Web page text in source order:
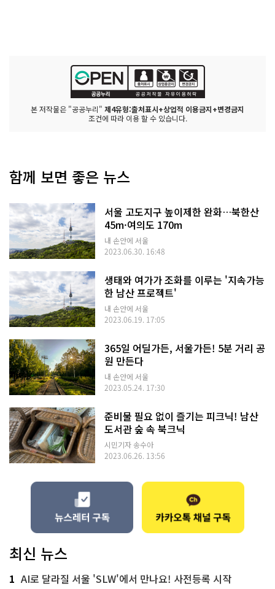
본 저작물은 "공공누리" 제4유형:출처표시+상업적 이용금지+변경금지
조건에 따라 이용 할 수 있습니다.
함께 보면 좋은 뉴스
서울 고도지구 높이제한 완화…북한산
45m·여의도 170m
내 손안에 서울
2023.06.30. 16:48
생태와 여가가 조화를 이루는 '지속가능
한 남산 프로젝트'
내 손안에 서울
2023.06.19. 17:05
365일 어딜가든, 서울가든! 5분 거리 공
원 만든다
내 손안에 서울
2023.05.24. 17:30
준비물 필요 없이 즐기는 피크닉! 남산
도서관 숲 속 북크닉
시민기자 송수아
2023.06.26. 13:56
최신 뉴스
1 AI로 달라질 서울 'SLW'에서 만나요! 사전등록 시작